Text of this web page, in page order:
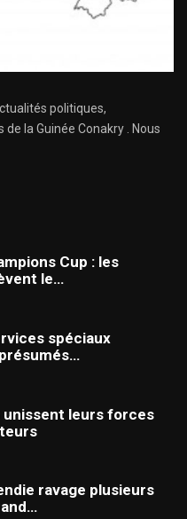
politiques,
la Guinée Conakry . Nous
Cup : les
le…
spéciaux
unissent leurs forces
ravage plusieurs